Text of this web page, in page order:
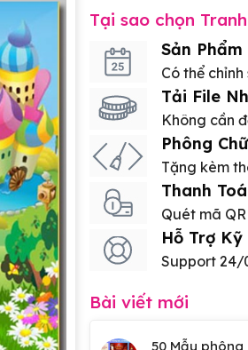
Tại sao chọn
Sản
Có thể
Tải File
Không cần
Phông
Tặng kèm
Thanh
Quét mã
Hỗ Trợ
Support 24/
Bài viết mới
50 Mẫu